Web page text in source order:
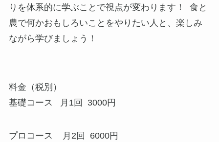
りを体系的に学ぶことで視点が変わります！ 食と
農で何かおもしろいことをやりたい人と、楽しみ
ながら学びましょう！
料金（税別）
基礎コース 月1回 3000円
プロコース 月2回 6000円